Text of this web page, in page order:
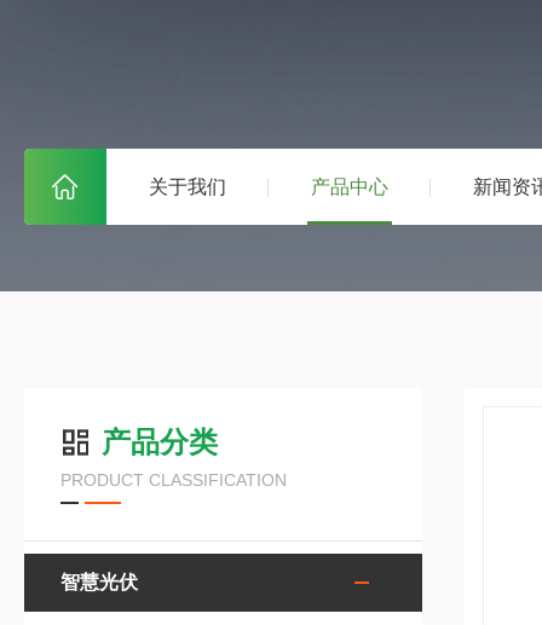
关于我们 产品中心 新闻资
产品分类
PRODUCT CLASSIFICATION
智慧光伏